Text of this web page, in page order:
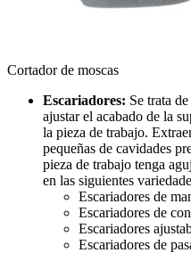
Cortador de moscas
Escariadores: Se trata
ajustar el acabado de la
la pieza de trabajo.
pequeñas de cavidades
pieza de trabajo tenga
en las siguientes
Escariadores de
Escariadores de
Escariadores
Escariadores de